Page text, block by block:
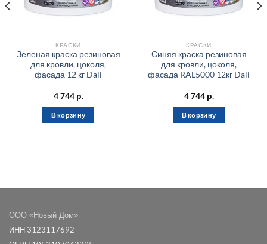
КРАСКИ
Зеленая краска резиновая
для кровли, цоколя,
фасада 12 кг Dali
4 744 р.
В корзину
КРАСКИ
Синяя краска резиновая
для кровли, цоколя,
фасада RAL5000 12кг Dali
4 744 р.
В корзину
ООО «Новый Дом»
ИНН 3123117692